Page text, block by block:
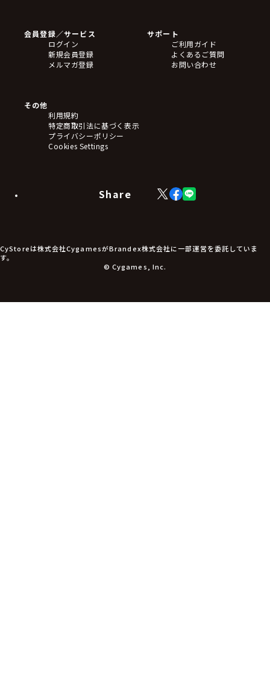
会員登録／サービス
ログイン
新規会員登録
メルマガ登録
サポート
ご利用ガイド
よくあるご質問
お問い合わせ
その他
利用規約
特定商取引法に基づく表示
プライバシーポリシー
Cookies Settings
Share
X
(Twitter)
Facebook
LINE
CyStoreは株式会社CygamesがBrandex株式会社に一部運営を委託していま
す。
© Cygames, Inc.